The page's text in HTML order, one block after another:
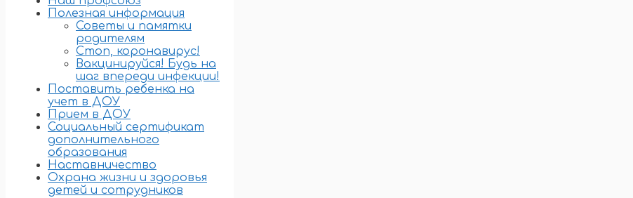
Полезная информация
Советы и памятки
родителям
Стоп, коронавирус!
Вакцинируйся! Будь на
шаг впереди инфекции!
Поставить ребенка на
учет в ДОУ
Прием в ДОУ
Социальный сертификат
дополнительного
образования
Наставничество
Охрана жизни и здоровья
детей и сотрудников